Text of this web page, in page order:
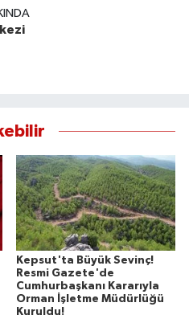
Kepsut'ta Büyük Sevinç!
Resmi Gazete'de
Cumhurbaşkanı Kararıyla
Orman İşletme Müdürlüğü
Kuruldu!